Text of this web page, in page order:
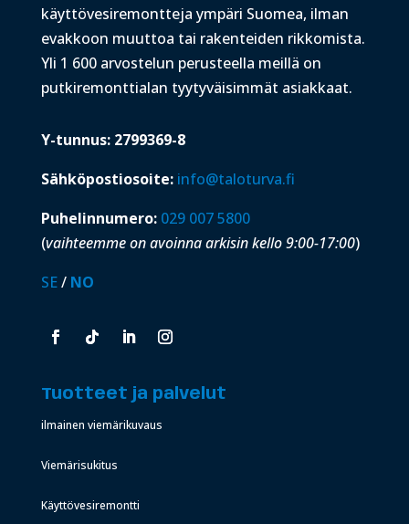
käyttövesiremontteja ympäri Suomea, ilman
evakkoon muuttoa tai rakenteiden rikkomista.
Yli 1 600 arvostelun perusteella meillä on
putkiremonttialan tyytyväisimmät asiakkaat.
Y-tunnus: 2799369-8
Sähköpostiosoite: info@taloturva.fi
Puhelinnumero: 029 007 5800
(vaihteemme on avoinna arkisin kello 9:00-17:00)
SE/ NO
Tuotteet ja palvelut
ilmainen viemärikuvaus
Viemärisukitus
Käyttövesiremontti